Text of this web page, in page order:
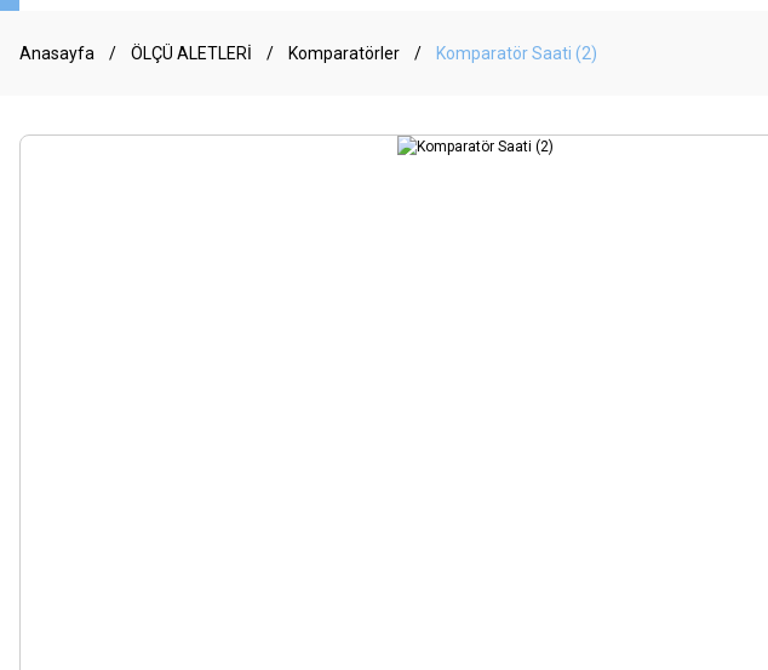
Anasayfa ÖLÇÜ ALETLERİ Komparatörler Komparatör Saati (2)